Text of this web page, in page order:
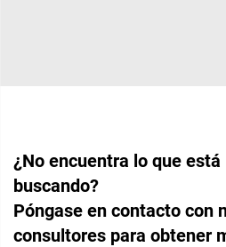
¿No encuentra lo que está
buscando?
Póngase en contacto con
consultores para obtener